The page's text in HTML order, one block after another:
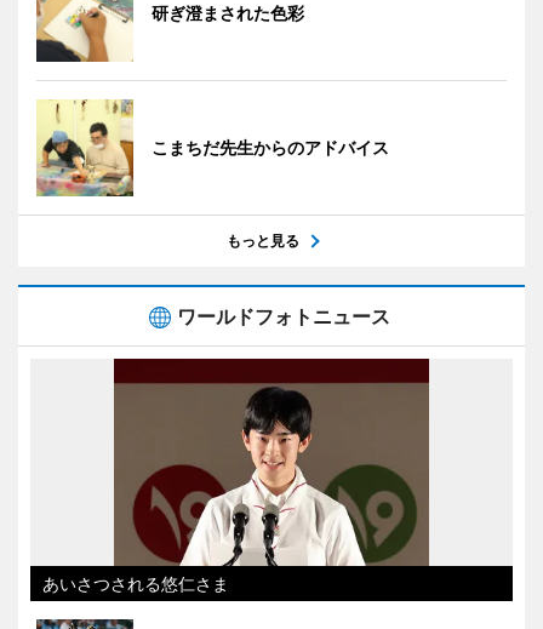
研ぎ澄まされた色彩
こまちだ先生からのアドバイス
もっと見る
ワールドフォトニュース
あいさつされる悠仁さま